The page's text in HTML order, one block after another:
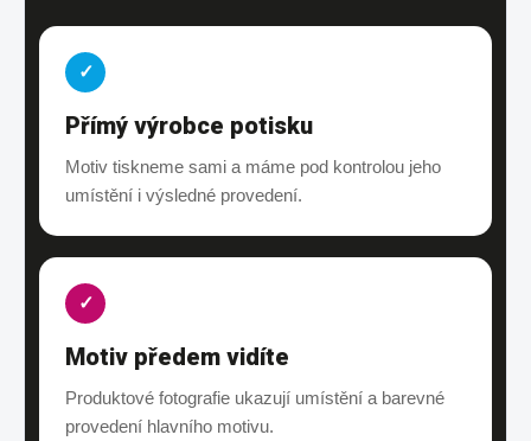
✓
Přímý výrobce potisku
Motiv tiskneme sami a máme pod kontrolou jeho
umístění i výsledné provedení.
✓
Motiv předem vidíte
Produktové fotografie ukazují umístění a barevné
provedení hlavního motivu.